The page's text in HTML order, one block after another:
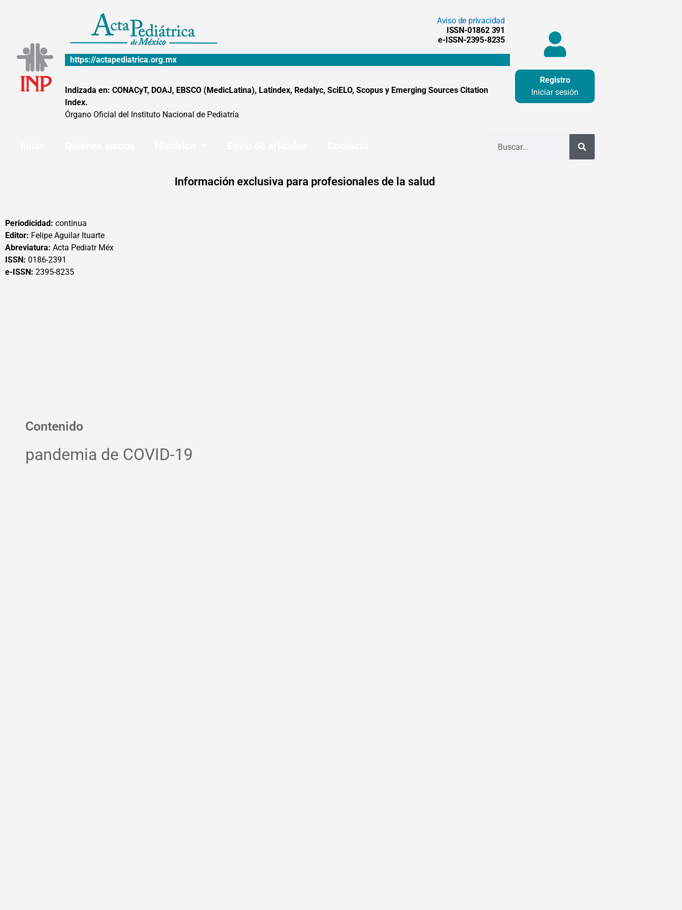
Aviso de privacidad
ISSN-01862 391
e-ISSN-2395-8235
https://actapediatrica.org.mx
Indizada en: CONACyT, DOAJ, EBSCO (MedicLatina), Latindex, Redalyc, SciELO, Scopus y Emerging Sources Citation
Index.
Órgano Oficial del Instituto Nacional de Pediatría
Registro
Iniciar sesión
Información exclusiva para profesionales de la salud
Periodicidad: continua
Editor: Felipe Aguilar Ituarte
Abreviatura: Acta Pediatr Méx
ISSN: 0186-2391
e-ISSN: 2395-8235
Contenido
pandemia de COVID-19